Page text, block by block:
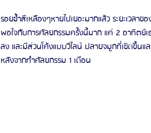
รอยช้ำสีเหลืองๆหายไปเยอะมากแล้ว ระยะเวล
พอใจกับการศัลยกรรมครั้งนี้มาก แค่ 2 อาทิตย์เ
ลง และมีส่วนโค้งแบบวีไลน์ ปลายจมูกที่เชิดขึ้น
หลังจากทำศัลยกรรม 1 เดือน